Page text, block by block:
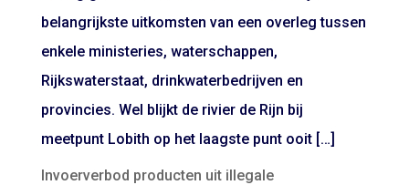
belangrijkste uitkomsten van een overleg tussen
enkele ministeries, waterschappen,
Rijkswaterstaat, drinkwaterbedrijven en
provincies. Wel blijkt de rivier de Rijn bij
meetpunt Lobith op het laagste punt ooit […]
Invoerverbod producten uit illegale